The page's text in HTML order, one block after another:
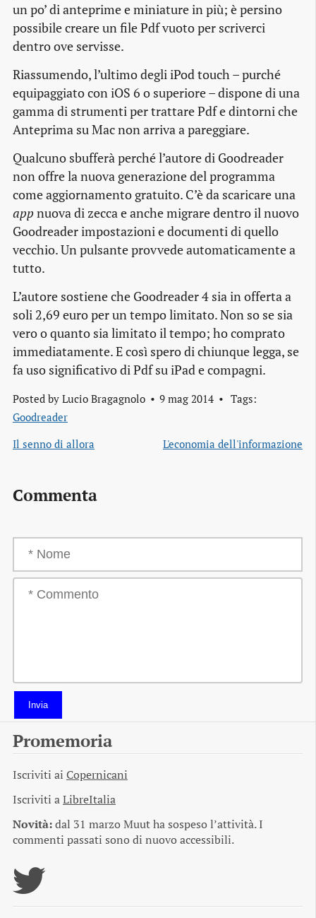
un po’ di anteprime e miniature in più; è persino
possibile creare un file Pdf vuoto per scriverci
dentro ove servisse.
Riassumendo, l’ultimo degli iPod touch – purché
equipaggiato con iOS 6 o superiore – dispone di una
gamma di strumenti per trattare Pdf e dintorni che
Anteprima su Mac non arriva a pareggiare.
Qualcuno sbufferà perché l’autore di Goodreader
non offre la nuova generazione del programma
come aggiornamento gratuito. C’è da scaricare una
appnuova di zecca e anche migrare dentro il nuovo
Goodreader impostazioni e documenti di quello
vecchio. Un pulsante provvede automaticamente a
tutto.
L’autore sostiene che Goodreader 4 sia in offerta a
soli 2,69 euro per un tempo limitato. Non so se sia
vero o quanto sia limitato il tempo; ho comprato
immediatamente. E così spero di chiunque legga, se
fa uso significativo di Pdf su iPad e compagni.
Posted by Lucio Bragagnolo 9 mag 2014
Tags:
Goodreader
Il senno di allora
L'economia dell'informazione
Commenta
Invia
Promemoria
Iscriviti ai Copernicani
Iscriviti aLibreItalia
Novità:dal 31 marzo Muut ha sospeso l’attività. I
commenti passati sono di nuovo accessibili.